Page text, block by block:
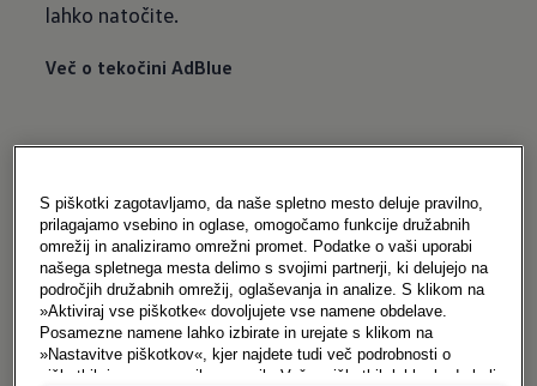
lahko natočite.
Več o tekočini AdBlue
Motorno olje
Pravo olje optimalno dopolnjuje motor vašega
vozila: zagotavlja zaščito in z njim lahko motor
doseže najboljše rezultate!
Izbira je velika: tukaj najdete uporabne nasvete o
S piškotki zagotavljamo, da naše spletno mesto deluje pravilno,
prilagajamo vsebino in oglase, omogočamo funkcije družabnih
omrežij in analiziramo omrežni promet. Podatke o vaši uporabi
našega spletnega mesta delimo s svojimi partnerji, ki delujejo na
področjih družabnih omrežij, oglaševanja in analize. S klikom na
»Aktiviraj vse piškotke« dovoljujete vse namene obdelave.
Posamezne namene lahko izbirate in urejate s klikom na
»Nastavitve piškotkov«, kjer najdete tudi več podrobnosti o
piškotkih in posameznih namenih. Več o piškotkih lahko kadarkoli